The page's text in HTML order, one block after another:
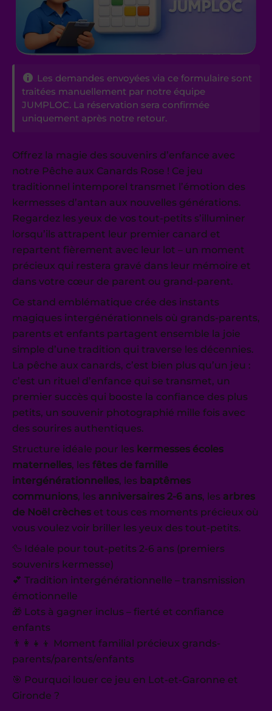
Les demandes envoyées via ce formulaire sont
traitées manuellement par notre équipe
JUMPLOC. La réservation sera confirmée
uniquement après notre retour.
Offrez la magie des souvenirs d’enfance avec
notre Pêche aux Canards Rose ! Ce jeu
traditionnel intemporel transmet l’émotion des
kermesses d’antan aux nouvelles générations.
Regardez les yeux de vos tout-petits s’illuminer
lorsqu’ils attrapent leur premier canard et
repartent fièrement avec leur lot – un moment
précieux qui restera gravé dans leur mémoire et
dans votre cœur de parent ou grand-parent.
Ce stand emblématique crée des instants
magiques intergénérationnels où grands-parents,
parents et enfants partagent ensemble la joie
simple d’une tradition qui traverse les décennies.
La pêche aux canards, c’est bien plus qu’un jeu :
c’est un rituel d’enfance qui se transmet, un
premier succès qui booste la confiance des plus
petits, un souvenir photographié mille fois avec
des sourires authentiques.
Structure idéale pour les kermesses écoles
maternelles, les fêtes de famille
intergénérationnelles, les baptêmes
communions, les anniversaires 2-6 ans, les arbres
de Noël crèches et tous ces moments précieux où
vous voulez voir briller les yeux des tout-petits.
🦆 Idéale pour tout-petits 2-6 ans (premiers
souvenirs kermesse)
💕 Tradition intergénérationnelle – transmission
émotionnelle
🎁 Lots à gagner inclus – fierté et confiance
enfants
👨‍👩‍👧‍👦 Moment familial précieux grands-
parents/parents/enfants
🎯 Pourquoi louer ce jeu en Lot-et-Garonne et
Gironde ?